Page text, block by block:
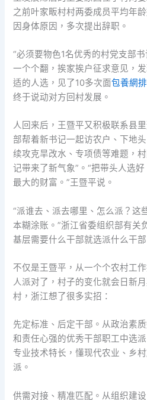
之前叶家畈村村两委成员平均年
因身体原因，多次提出辞职。
“必须要物色1名优秀的村党支部
一个个翻，挨家挨户征求意见，
适的人选，见了10多次面包養網
终于说动对方回村发展。
人回来后，王暨平又积极联系县
部帮着新书记一起访农户、下地
续攻克旱改水、专项债等难题，
记带来了新气象”。“把带头人选
最大的财富。”王暨平说。
“派谁去、派去哪里、怎么派？这
本糊涂账。”浙江省委组织部有关
基层需要什么干部就选派什么干部
不仅是王暨平，从一个个农村工
人派对了，村子的变化就会日新
村，浙江想了很多实招：
先定标准、后定干部。从政治素
和责任心强的优秀干部职工中选
专业技术特长，懂现代农业、乡
派。
供需对接、精准匹配。从组织建